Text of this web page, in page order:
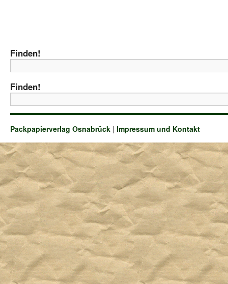
Finden!
Finden!
Packpapierverlag Osnabrück | Impressum und Kontakt